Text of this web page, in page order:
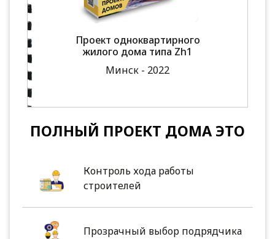
Проект одноквартирного
жилого дома типа Zh1
Минск - 2022
ПОЛНЫЙ ПРОЕКТ ДОМА ЭТО
Контроль хода работы
строителей
Прозрачный выбор подрядчика